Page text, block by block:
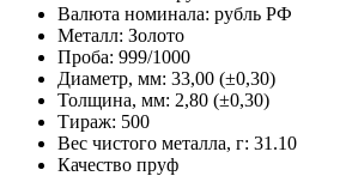
Валюта номинала: рубль РФ
Металл: Золото
Проба: 999/1000
Диаметр, мм: 33,00 (±0,30)
Толщина, мм: 2,80 (±0,30)
Тираж: 500
Вес чистого металла, г: 31.10
Качество пруф